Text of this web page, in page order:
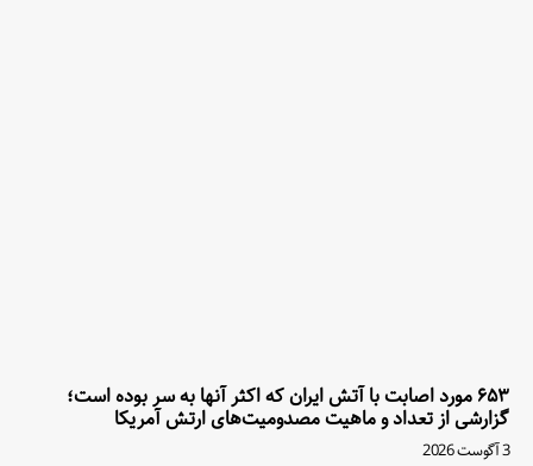
۶۵۳ مورد اصابت با آتش ایران که اکثر آنها به سر بوده است؛
گزارشی از تعداد و ماهیت مصدومیت‌های ارتش آمریکا
3 آگوست 2026